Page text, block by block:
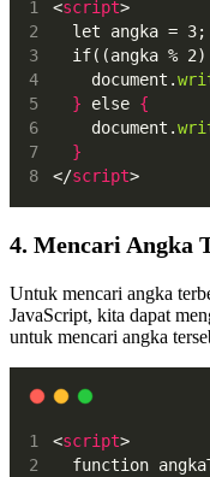
<script>
let angka =
if((angka %
  	document.
} else {
  	document.
}
</script>
4. Mencari Angka
Untuk mencari angka
JavaScript, kita dapat
untuk mencari angka
<script>
function